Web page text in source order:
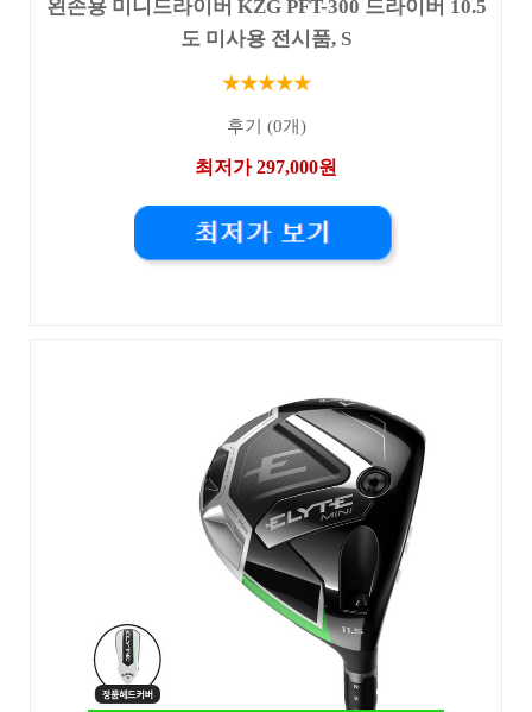
왼손용 미니드라이버 KZG PFT-300 드라이버 10.5
도 미사용 전시품, S
★★★★★
후기 (0개)
최저가 297,000원